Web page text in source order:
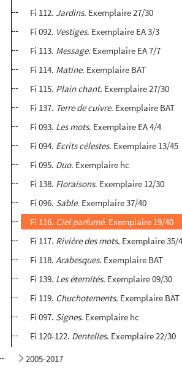
Fi 112. Jardins. Exemplaire 27/30
Fi 092. Vestiges. Exemplaire EA 3/3
Fi 113. Message. Exemplaire EA 7/7
Fi 114. Matine. Exemplaire BAT
Fi 115. Plain chant. Exemplaire 27/30
Fi 137. Terre de cuivre. Exemplaire BAT
Fi 093. Les mots. Exemplaire EA 4/4
Fi 094. Écrits célestes. Exemplaire 13/45
Fi 095. Duo. Exemplaire hc
Fi 138. Floraisons. Exemplaire 12/30
Fi 096. Sable. Exemplaire 37/40
Fi 116. Ciel parfumé. Exemplaire 19/40
Fi 117. Rivière des mots. Exemplaire 35/
Fi 118.Arabesques. Exemplaire BAT
Fi 139. Les éternités. Exemplaire 09/30
Fi 119. Chuchotements. Exemplaire BAT
Fi 097. Signes. Exemplaire hc
Fi 120-122. Dentelles. Exemplaire 22/30
2005-2017